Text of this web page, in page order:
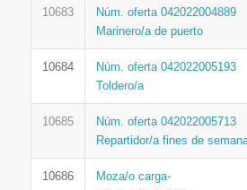
10683
Núm. oferta 042022004889
Marinero/a de puerto
10684
Núm. oferta 042022005193
Toldero/a
10685
Núm. oferta 042022005713
Repartidor/a fines de
10686
Moza/o carga-